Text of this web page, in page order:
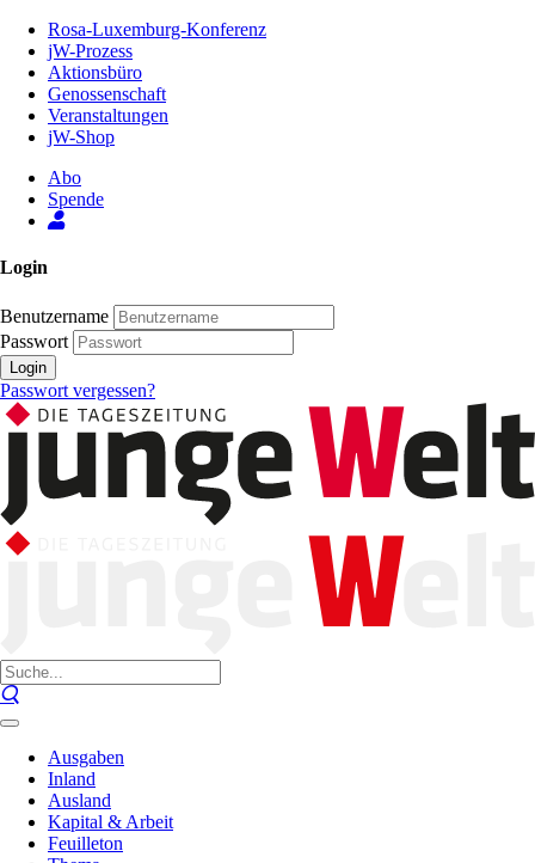
Inhalt
Seite
Rosa-Luxemburg-Konferenz
jW-Prozess
Aktionsbüro
Genossenschaft
Veranstaltungen
jW-Shop
Abo
Spende
Login
Benutzername
Passwort
Login
Passwort vergessen?
Ausgaben
Inland
Ausland
Kapital & Arbeit
Feuilleton